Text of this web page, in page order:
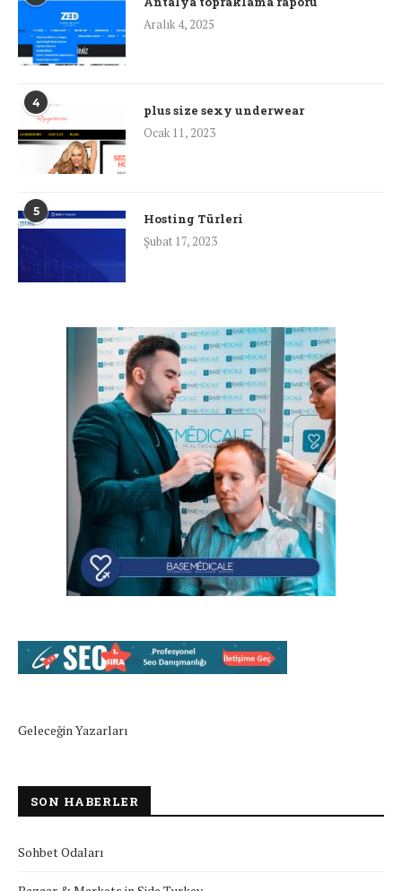
Aralık 4, 2025
4
plus size sexy underwear
Ocak 11, 2023
5
Hosting Türleri
Şubat 17, 2023
Geleceğin Yazarları
SON HABERLER
Sohbet Odaları